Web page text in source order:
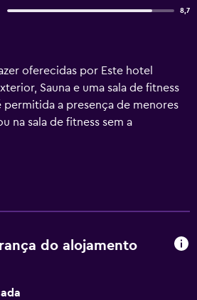
8,7
oferecidas por Este hotel
Sauna e uma sala de fitness
permitida a presença de menores
na sala de fitness sem a
atividades recreativas listadas
no local ou nas proximidades;
do alojamento